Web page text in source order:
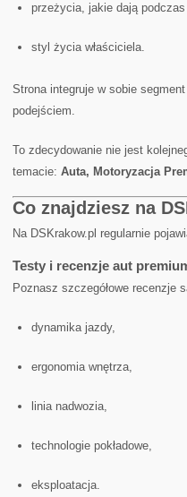
przeżycia, jakie dają podczas
styl życia właściciela.
Strona integruje w sobie
podejściem.
To zdecydowanie nie jest
temacie: Auta, Motoryzacja
Co znajdziesz na
Na DSKrakow.pl regularnie
Testy i recenzje aut
Poznasz szczegółowe recenzje
dynamika jazdy,
ergonomia wnętrza,
linia nadwozia,
technologie pokładowe,
eksploatacja.